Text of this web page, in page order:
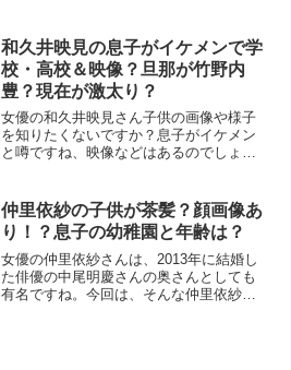
開されているのでしょうか？この記事で
は奥山佳恵さんの子供の様子についてま
とめていきます。
和久井映見の息子がイケメンで学
校・高校＆映像？旦那が竹野内
豊？現在が激太り？
女優の和久井映見さん子供の画像や様子
を知りたくないですか？息子がイケメン
と噂ですね、映像などはあるのでしょう
和久井映見さんの子供の様子について詳
しくまとめていきます。
仲里依紗の子供が茶髪？顔画像あ
り！？息子の幼稚園と年齢は？
女優の仲里依紗さんは、2013年に結婚し
た俳優の中尾明慶さんの奥さんとしても
有名ですね。今回は、そんな仲里依紗さ